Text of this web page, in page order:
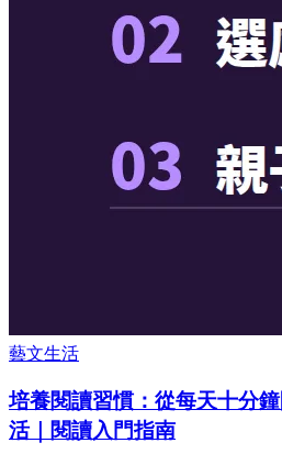
藝文生活
培養閱讀習慣：從每天十分
活｜閱讀入門指南